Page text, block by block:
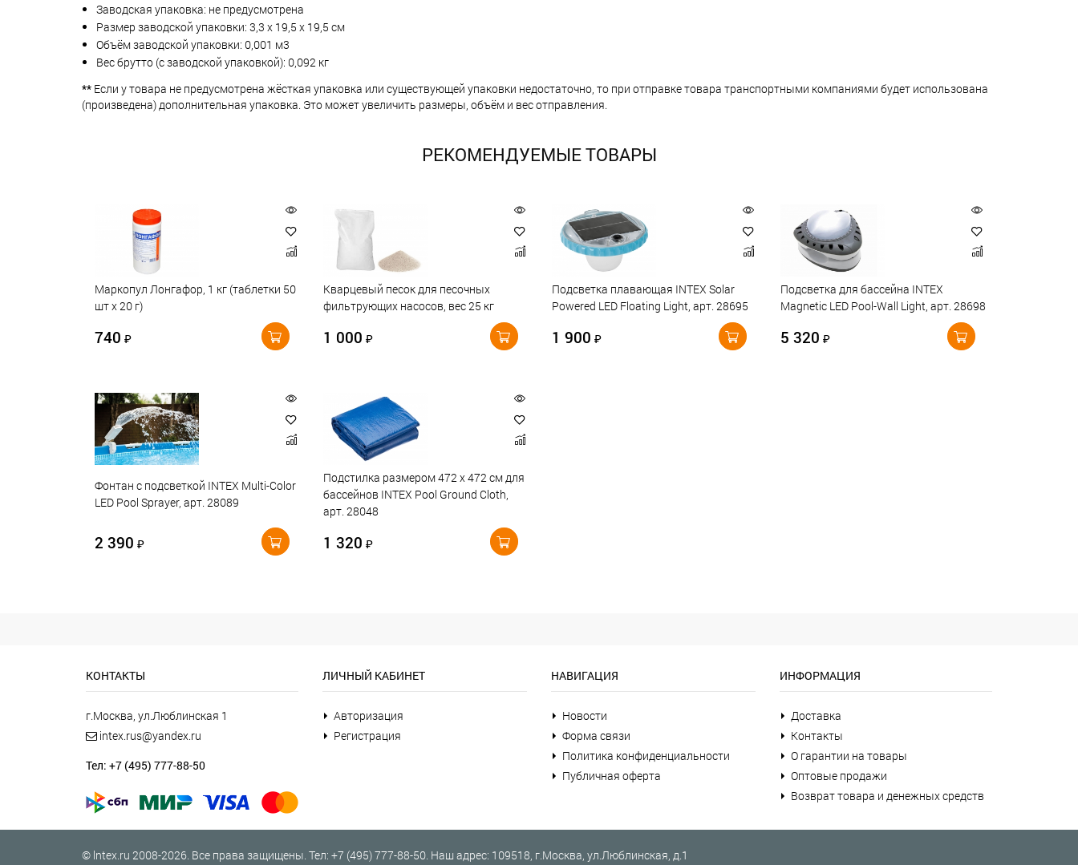
Заводская упаковка: не предусмотрена
Размер заводской упаковки: 3,3 х 19,5 х 19,5 см
Объём заводской упаковки: 0,001 м3
Вес брутто (с заводской упаковкой): 0,092 кг
** Если у товара не предусмотрена жёсткая упаковка или существующей упаковки недостаточно, то при отправке товара транспортными компаниями будет использована
(произведена) дополнительная упаковка. Это может увеличить размеры, объём и вес отправления.
РЕКОМЕНДУЕМЫЕ ТОВАРЫ
Маркопул Лонгафор, 1 кг (таблетки 50
шт х 20 г)
740 ₽
Кварцевый песок для песочных
фильтрующих насосов, вес 25 кг
1 000 ₽
Подсветка плавающая INTEX Solar
Powered LED Floating Light, арт. 28695
1 900 ₽
Подсветка для бассейна INTEX
Magnetic LED Pool-Wall Light, арт. 28698
5 320 ₽
Фонтан с подсветкой INTEX Multi-Color
LED Pool Sprayer, арт. 28089
2 390 ₽
Подстилка размером 472 х 472 см для
бассейнов INTEX Pool Ground Cloth,
арт. 28048
1 320 ₽
КОНТАКТЫ
г.Москва, ул.Люблинская 1
intex.rus@yandex.ru
Тел: +7 (495) 777-88-50
ЛИЧНЫЙ КАБИНЕТ
Авторизация
Регистрация
НАВИГАЦИЯ
Новости
Форма связи
Политика конфиденциальности
Публичная оферта
ИНФОРМАЦИЯ
Доставка
Контакты
О гарантии на товары
Оптовые продажи
Возврат товара и денежных средств
© lntex.ru 2008-2026. Все права защищены. Тел: +7 (495) 777-88-50. Наш адрес: 109518, г.Москва, ул.Люблинская, д.1